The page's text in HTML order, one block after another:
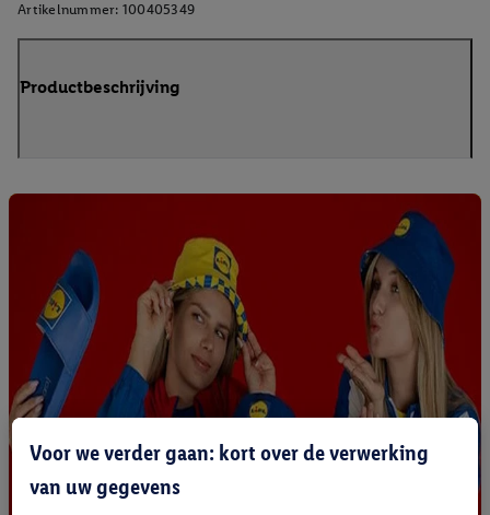
Artikelnummer: 100405349
Productbeschrijving
Voor we verder gaan: kort over de verwerking
van uw gegevens